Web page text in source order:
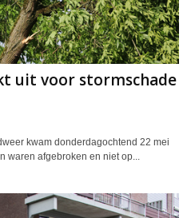
uit voor stormschade
kwam donderdagochtend 22 mei
afgebroken en niet op...